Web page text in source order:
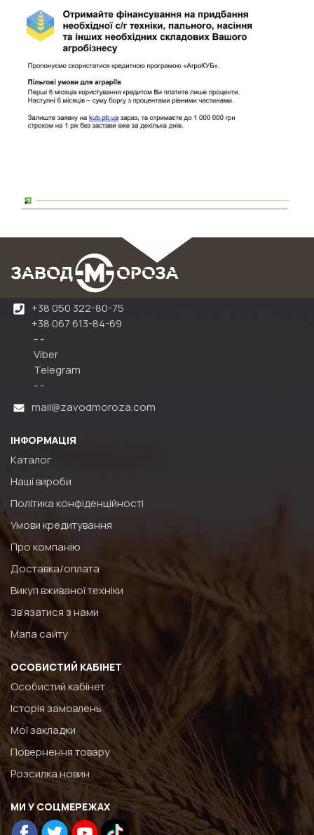
+38 050 322-80-75
+38 067 613-84-69
- -
Viber
Telegram
- -
mail@zavodmoroza.com
ІНФОРМАЦІЯ
Каталог
Наші вироби
Політика конфіденційності
Умови кредитування
Про компанію
Доставка/оплата
Викуп вживаної техніки
Зв’язатися з нами
Мапа сайту
ОСОБИСТИЙ КАБІНЕТ
Особистий кабінет
Історія замовлень
Мої закладки
Повернення товару
Розсилка новин
МИ У СОЦМЕРЕЖАХ